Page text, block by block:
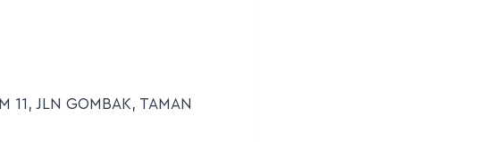
11, JLN GOMBAK, TAMAN